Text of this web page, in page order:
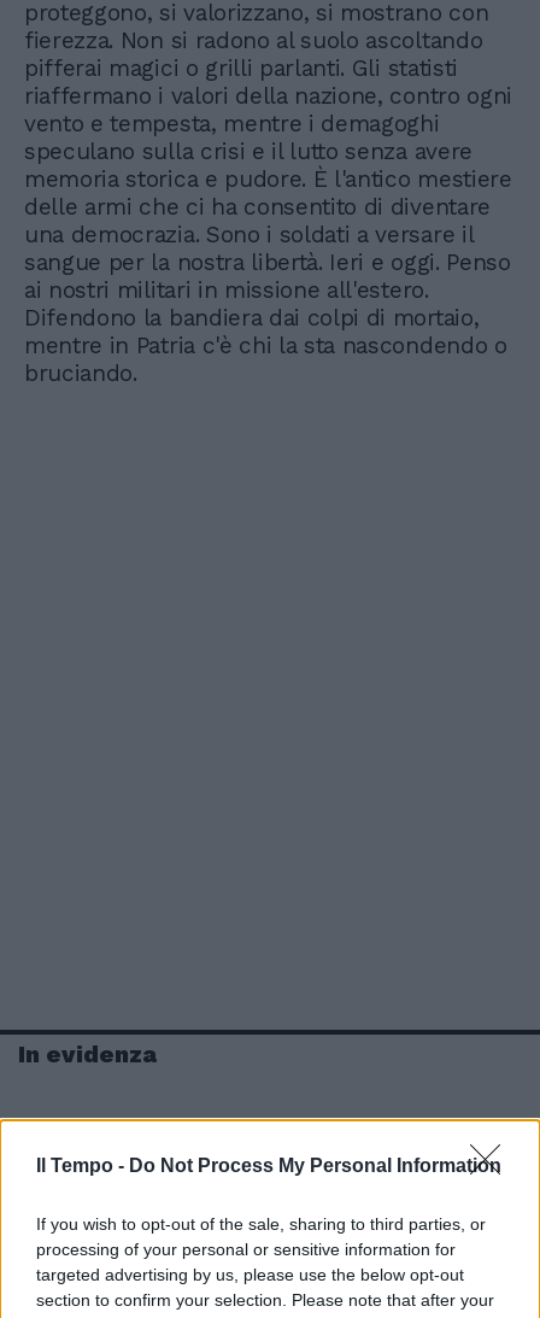
Il Tempo - Do Not Process My Personal Information
If you wish to opt-out of the sale, sharing to third parties, or
processing of your personal or sensitive information for
targeted advertising by us, please use the below opt-out
section to confirm your selection. Please note that after your
proteggono, si valorizzano, si mostrano con
fierezza. Non si radono al suolo ascoltando
pifferai magici o grilli parlanti. Gli statisti
riaffermano i valori della nazione, contro ogni
vento e tempesta, mentre i demagoghi
speculano sulla crisi e il lutto senza avere
memoria storica e pudore. È l'antico mestiere
delle armi che ci ha consentito di diventare
una democrazia. Sono i soldati a versare il
sangue per la nostra libertà. Ieri e oggi. Penso
ai nostri militari in missione all'estero.
Difendono la bandiera dai colpi di mortaio,
mentre in Patria c'è chi la sta nascondendo o
bruciando.
In evidenza